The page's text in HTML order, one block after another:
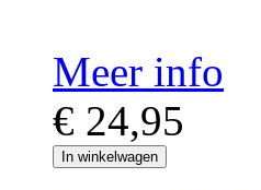
Meer info
€ 24,95
In winkelwagen